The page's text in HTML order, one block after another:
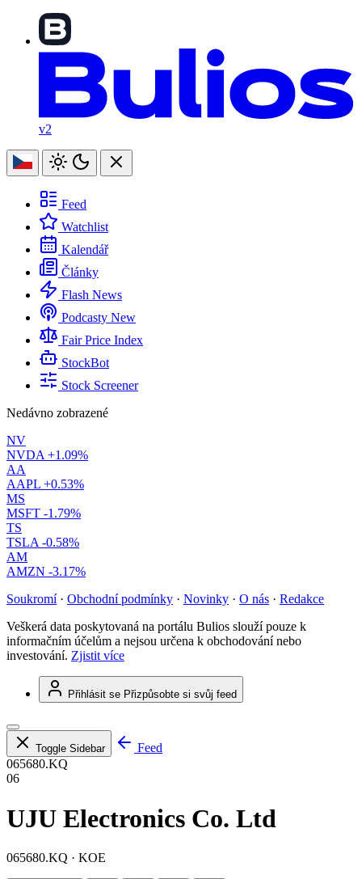
v2
Feed
Watchlist
Kalendář
Články
Flash News
Podcasty New
Fair Price Index
StockBot
Stock Screener
Nedávno zobrazené
NV
NVDA +1.09%
AA
AAPL +0.53%
MS
MSFT -1.79%
TS
TSLA -0.58%
AM
AMZN -3.17%
Soukromí · Obchodní podmínky · Novinky · O nás · Redakce
Veškerá data poskytovaná na portálu Bulios slouží pouze k
informačním účelům a nejsou určena k obchodování nebo
investování. Zjistit více
Přihlásit se Přizpůsobte si svůj feed
Toggle Sidebar
Feed
065680.KQ
06
UJU Electronics Co. Ltd
065680.KQ · KOE